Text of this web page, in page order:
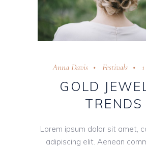
Anna Davis Festivals
GOLD
TRENDS
Lorem ipsum dolor sit amet,
adipiscing elit. Aenean